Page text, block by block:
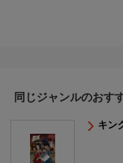
同じジャンルのおす
キン